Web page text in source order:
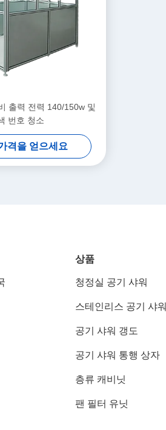
출력 전력 140/150w 및
번호 청소
격을 얻으세요
상품
청정실 공기 샤워
스테인리스 공기 샤워
공기 샤워 갱도
공기 샤워 통행 상자
층류 캐비닛
팬 필터 유닛